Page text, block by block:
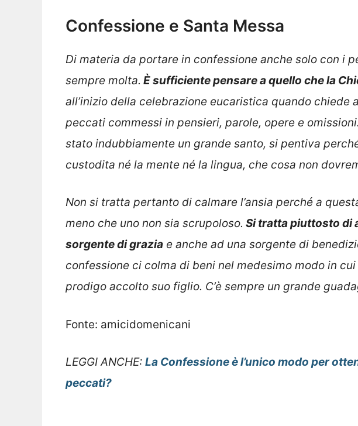
Confessione e Santa Messa
Di materia da portare in confessione anche solo con i
sempre molta. È sufficiente pensare a quello che la
all’inizio della celebrazione eucaristica quando chiede
peccati commessi in pensieri, parole, opere e
stato indubbiamente un grande santo, si pentiva
custodita né la mente né la lingua, che cosa non
Non si tratta pertanto di calmare l’ansia perché a
meno che uno non sia scrupoloso. Si tratta piuttosto di
sorgente di grazia e anche ad una sorgente di
confessione ci colma di beni nel medesimo modo in
prodigo accolto suo figlio. C’è sempre un grande
Fonte: amicidomenicani
LEGGI ANCHE: La Confessione è l’unico modo per
peccati?